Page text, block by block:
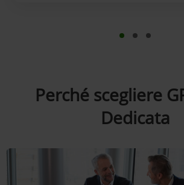
Perché scegliere
Dedicata